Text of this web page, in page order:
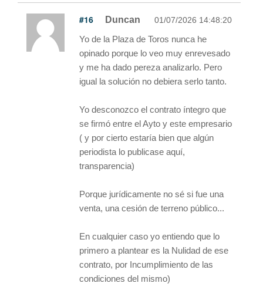
#16 Duncan 01/07/2026 14:48:20
Yo de la Plaza de Toros nunca he
opinado porque lo veo muy enrevesado
y me ha dado pereza analizarlo. Pero
igual la solución no debiera serlo tanto.
Yo desconozco el contrato íntegro que
se firmó entre el Ayto y este empresario
( y por cierto estaría bien que algún
periodista lo publicase aquí,
transparencia)
Porque jurídicamente no sé si fue una
venta, una cesión de terreno público...
En cualquier caso yo entiendo que lo
primero a plantear es la Nulidad de ese
contrato, por Incumplimiento de las
condiciones del mismo)